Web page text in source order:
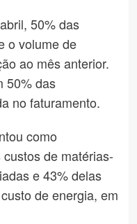
50% das
o volume de
ao mês anterior.
50% das
no faturamento.
como
de matérias-
e 43% delas
de energia, em